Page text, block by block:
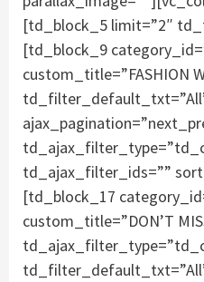
[td_block_5 limit=”2″
[td_block_9
custom_title=”FASHION
td_ajax_filter_ids=””
[td_block_17
custom_title=”DON’T